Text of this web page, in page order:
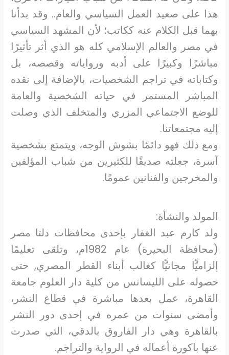
هذا على صعيد العمل السياسي والعام.. وقد بدأنا
بهما قبل الكلام عنه ككاتب؛ لأن المشهد السياسي
في مصر والعالم الإسلامي كله هو الذي أثر تأثيرًا
مباشرًا وكبيرًا على أدبه ورواياته وقصصه، بل
وكتاباته في تراجم الشخصيات، بالإضافة إلى نقده
المباشر المستمر في حياته الشخصية والعامة
للوضع الاجتماعي المزري والمتخلف الذي وصلت
إليه مجتمعاتنا.
ومع ذلك فهو دائمًا بشوش الوجه، ويتمتع بشخصية
آسرة، جعلته صديقًا للكثيرين من شباب المؤلفين
والمخرجين والفنانين عمومًا.
المولد والنشأة:
ولد كارم عبد الغفار بإحدى محافظات دلتا مصر
(محافظة البحيرة) عام 1982م، وتلقى تعليمًا
إلزاميًّا مجانيًّا كغالب أبناء القطر المصري, حتى
حصوله على الليسانس من كلية دار العلوم جامعة
القاهرة، عمل بعدها مباشرة في قطاع النشر،
وأمضى سنوات من عمره في إحدى دور النشر
بالقاهرة وهي دار الفاروق بالدقي، التي صدرت
عنها باكورة أعماله في الرواية والتراجم.